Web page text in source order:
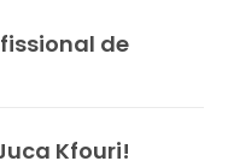
de
Kfouri!